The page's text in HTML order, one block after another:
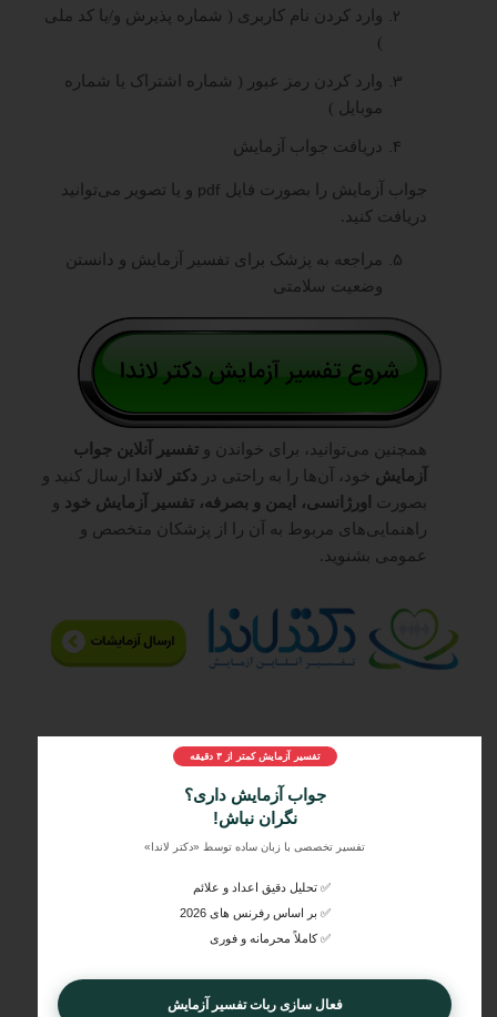
وارد کردن نام کاربری ( شماره پذیرش و/یا کد ملی
)
وارد کردن رمز عبور ( شماره اشتراک یا شماره
موبایل )
دریافت جواب آزمایش
جواب آزمایش را بصورت فایل pdf و یا تصویر می‌توانید
دریافت کنید.
مراجعه به پزشک برای تفسیر آزمایش و دانستن
وضعیت سلامتی
همچنین می‌توانید، برای خواندن و تفسیر آنلاین جواب
آزمایش خود، آن‌ها را به راحتی در دکتر لاندا
ارسال کنید و
بصورت
اورژانسی، ایمن و بصرفه، تفسیر آزمایش خود و
راهنمایی‌های مربوط به آن را از پزشکان متخصص و
عمومی بشنوید.
تفسیر آزمایش کمتر از ۳ دقیقه
جواب آزمایش داری؟
نگران نباش!
تفسیر تخصصی با زبان ساده توسط «دکتر لاندا»
✅ تحلیل دقیق اعداد و علائم
✅ بر اساس رفرنس های 2026
✅ کاملاً محرمانه و فوری
فعال سازی ربات تفسیر آزمایش